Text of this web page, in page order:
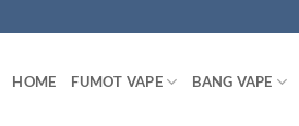
HOME FUMOT VAPE BANG VAPE